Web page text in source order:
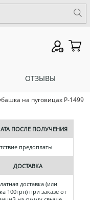
ОТЗЫВЫ
на пуговицах Р-1499
ПОСЛЕ ПОЛУЧЕНИЯ
предоплаты
ДОСТАВКА
доставка (или
100грн) при заказе от